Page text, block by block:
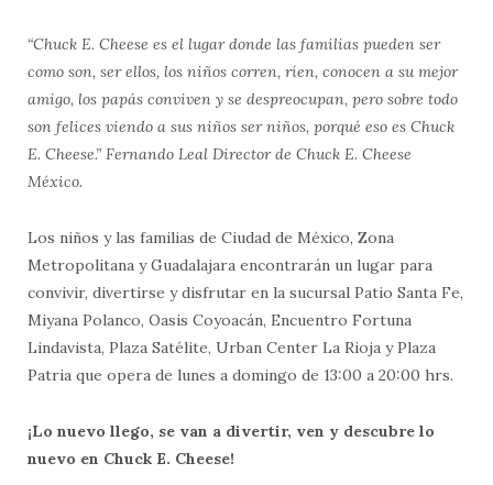
“Chuck E. Cheese es el lugar donde las familias pueden ser
como son, ser ellos, los niños corren, ríen, conocen a su mejor
amigo, los papás conviven y se despreocupan, pero sobre todo
son felices viendo a sus niños ser niños, porqué eso es Chuck
E. Cheese.” Fernando Leal Director de Chuck E. Cheese
México.
Los niños y las familias de Ciudad de México, Zona
Metropolitana y Guadalajara encontrarán un lugar para
convivir, divertirse y disfrutar en la sucursal Patio Santa Fe,
Miyana Polanco, Oasis Coyoacán, Encuentro Fortuna
Lindavista, Plaza Satélite, Urban Center La Rioja y Plaza
Patria que opera de lunes a domingo de 13:00 a 20:00 hrs.
¡Lo nuevo llego, se van a divertir, ven y descubre lo
nuevo en Chuck E. Cheese!